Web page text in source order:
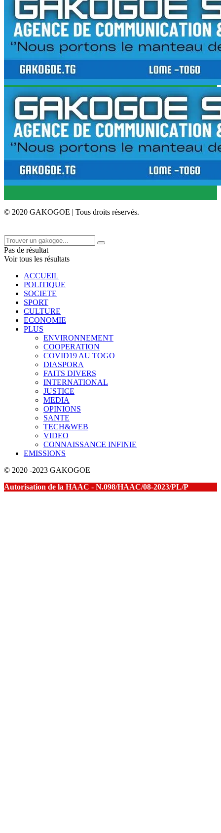
© 2020 GAKOGOE | Tous droits réservés.
Pas de résultat
Voir tous les résultats
ACCUEIL
POLITIQUE
SOCIETE
SPORT
CULTURE
ECONOMIE
PLUS
ENVIRONNEMENT
COOPERATION
COVID19 AU TOGO
DIASPORA
FAITS DIVERS
INTERNATIONAL
JUSTICE
MEDIA
OPINIONS
SANTE
TECH&WEB
VIDEO
CONNAISSANCE INFINIE
EMISSIONS
© 2020 -2023 GAKOGOE
Autorisation de la HAAC - N.098/HAAC/08-2023/PL/P